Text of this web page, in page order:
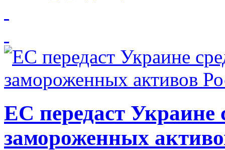
ЕС передаст Украине
замороженных